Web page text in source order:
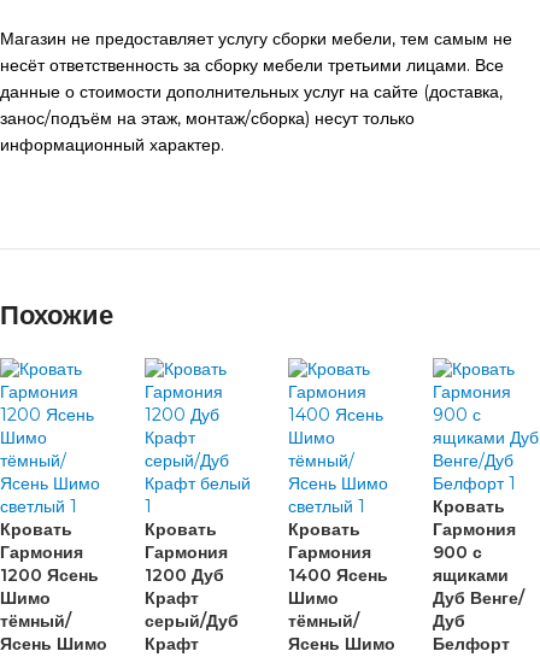
Магазин не предоставляет услугу сборки мебели, тем самым не
несёт ответственность за сборку мебели третьими лицами. Все
данные о стоимости дополнительных услуг на сайте (доставка,
занос/подъём на этаж, монтаж/сборка) несут только
информационный характер.
Похожие
Кровать
Гармония
1200 Ясень
Шимо
тёмный/
Ясень Шимо
Кровать
Гармония
1200 Дуб
Крафт
серый/Дуб
Крафт
Кровать
Гармония
1400 Ясень
Шимо
тёмный/
Ясень Шимо
Кровать
Гармония
900 с
ящиками
Дуб Венге/
Дуб
Белфорт